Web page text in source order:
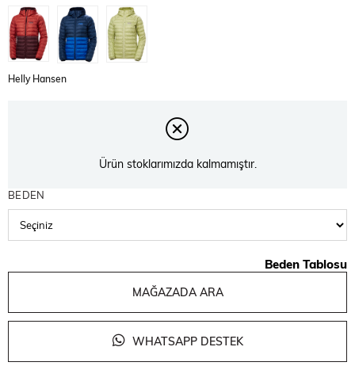
Helly Hansen
Ürün stoklarımızda kalmamıştır.
BEDEN
Beden Tablosu
MAĞAZADA ARA
WHATSAPP DESTEK